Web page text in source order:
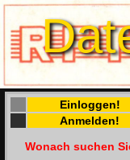
Einloggen!
Anmelden!
Wonach suchen